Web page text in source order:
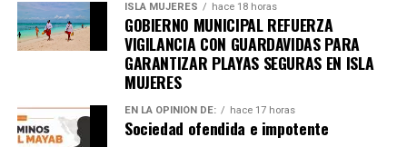
Únete al canal oficial de WhatsApp de
Quinto Podery recibe las noticias más
importantes de Quintana Roo directamente
en tu teléfono.
Unirme al canal de WhatsApp
ISLA MUJERES hace 18 horas
GOBIERNO MUNICIPAL REFUERZA
VIGILANCIA CON GUARDAVIDAS PARA
GARANTIZAR PLAYAS SEGURAS EN ISLA
MUJERES
EN LA OPINIÓN DE: hace 17 horas
Sociedad ofendida e impotente